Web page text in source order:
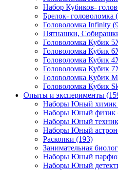
Набор Кубиков-
Брелок- головоломка
Головоломка Infinity
Пятнашки,
Головоломка Кубик
Головоломка Кубик
Головоломка Кубик
Головоломка Кубик
Головоломка Кубик
Головоломка Кубик
Опыты и эксперименты
Наборы Юный химик
Наборы Юный физик
Наборы Юный техник
Наборы Юный
Раскопки (193)
Занимательная
Наборы Юный
Наборы Юный